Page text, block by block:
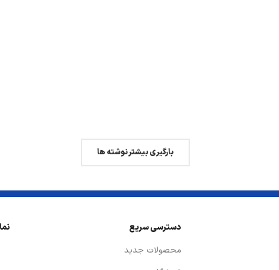
بارگیری بیشتر نوشته ها
دسترسی سریع
محصولات جدید